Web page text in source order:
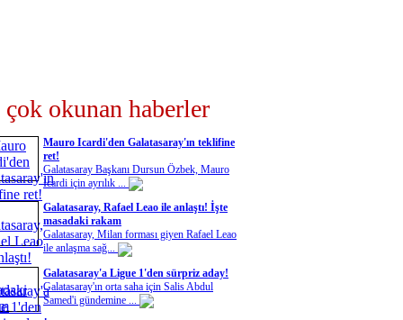
çok okunan haberler
Mauro Icardi'den Galatasaray'ın teklifine
ret!
Galatasaray Başkanı Dursun Özbek, Mauro
Icardi için ayrılık ...
Galatasaray, Rafael Leao ile anlaştı! İşte
masadaki rakam
Galatasaray, Milan forması giyen Rafael Leao
ile anlaşma sağ...
Galatasaray'a Ligue 1'den sürpriz aday!
Galatasaray'ın orta saha için Salis Abdul
Samed'i gündemine ...